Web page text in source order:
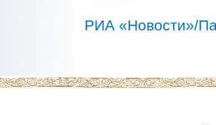
РИА «Новости»/